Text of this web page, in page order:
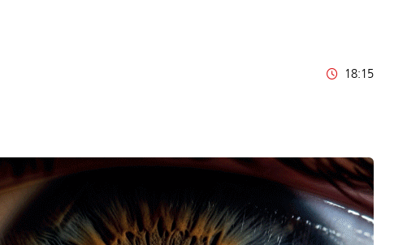
18:15